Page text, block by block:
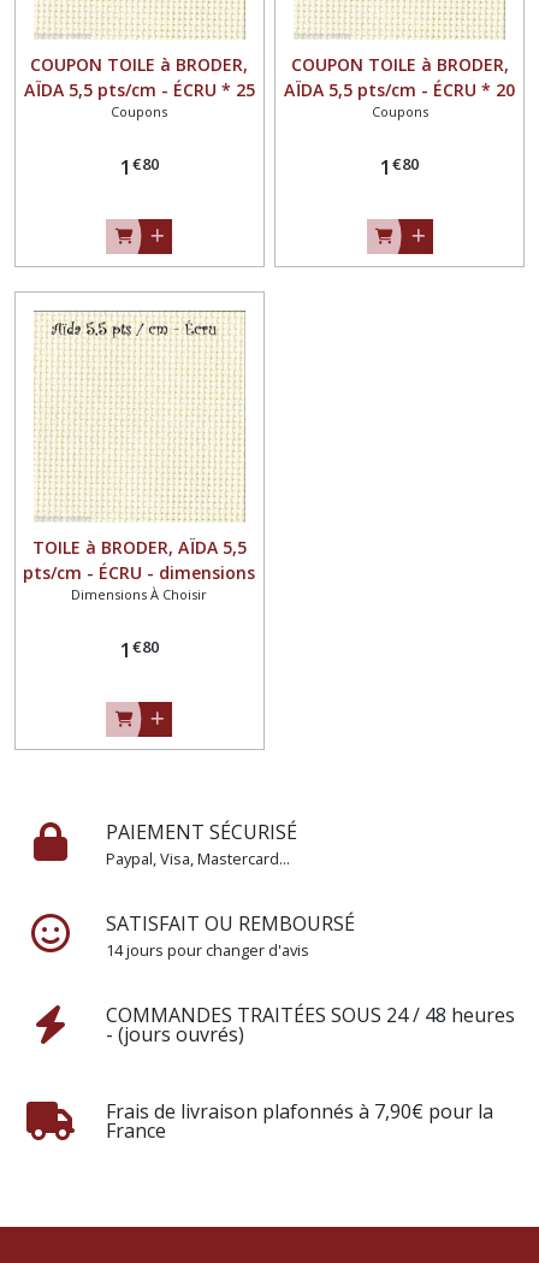
COUPON TOILE à BRODER,
AÏDA 5,5 pts/cm - ÉCRU * 25
x 40 cm *
Coupons
1 €80
COUPON TOILE à BRODER,
AÏDA 5,5 pts/cm - ÉCRU * 20
x 50 cm *
Coupons
1 €80
TOILE à BRODER, AÏDA 5,5
pts/cm - ÉCRU - dimensions
au choix par multiple de **
Dimensions À Choisir
1 €80
PAIEMENT SÉCURISÉ
Paypal, Visa, Mastercard...
SATISFAIT OU REMBOURSÉ
14 jours pour changer d'avis
COMMANDES TRAITÉES SOUS 24 / 48 heures
- (jours ouvrés)
Frais de livraison plafonnés à 7,90€ pour la
France